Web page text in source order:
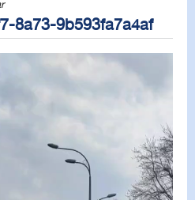
8a73-9b593fa7a4af